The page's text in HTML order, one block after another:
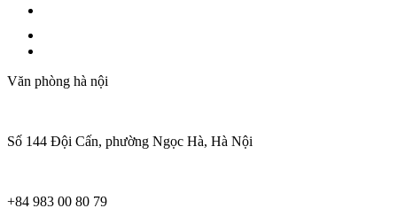
Văn phòng hà nội
Số 144 Đội Cấn, phường Ngọc Hà, Hà Nội
+84 983 00 80 79